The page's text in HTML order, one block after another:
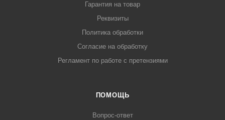
Гарантия на товар
Реквизиты
Политика обработки
Согласие на обработку
Регламент по работе с претензиями
ПОМОЩЬ
Вопрос-ответ